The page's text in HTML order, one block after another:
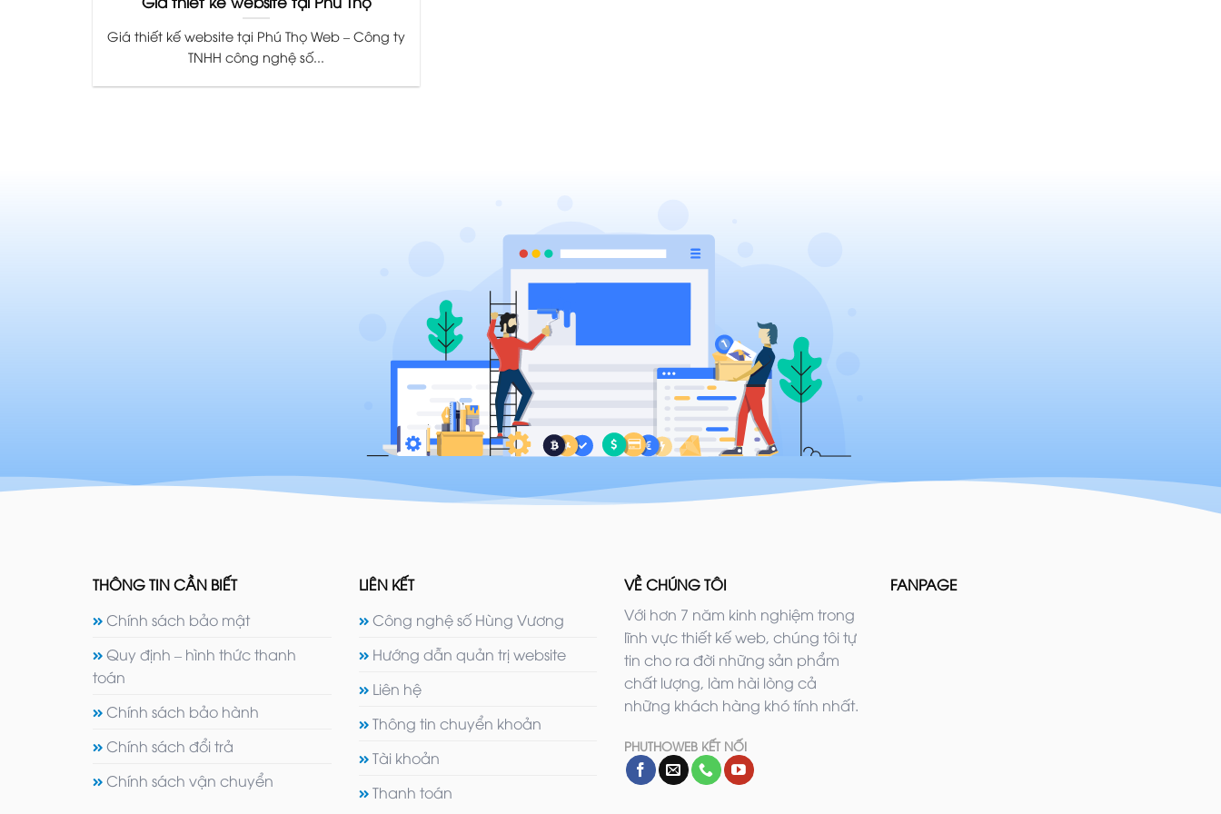
Giá thiết kế website tại Phú Thọ Web – Công ty
TNHH công nghệ số...
THÔNG TIN CẦN BIẾT
Chính sách bảo mật
Quy định – hình thức thanh
toán
Chính sách bảo hành
Chính sách đổi trả
Chính sách vận chuyển
LIÊN KẾT
Công nghệ số Hùng Vương
Hướng dẫn quản trị website
Liên hệ
Thông tin chuyển khoản
Tài khoản
Thanh toán
VỀ CHÚNG TÔI
Với hơn 7 năm kinh nghiệm trong
lĩnh vực thiết kế web, chúng tôi tự
tin cho ra đời những sản phẩm
chất lượng, làm hài lòng cả
những khách hàng khó tính nhất.
PHUTHOWEB KẾT NỐI
FANPAGE